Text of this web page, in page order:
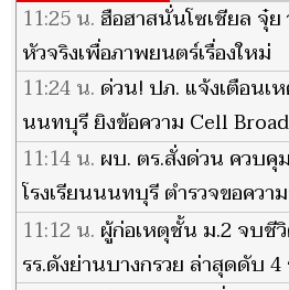
11:25 น. ฮือฮาสนั่นโซเชียล จุ๋
หัวจริงเพื่อภาพยนตร์เรื่องใหม่
11:24 น. ด่วน! ปภ. แจ้งเตือนเ
นนทบุรี ยิงข้อความ Cell
กม.
11:14 น. ผบ. ตร.สั่งด่วน ควบคุ
โรงเรียนนนทบุรี ตำรวจขอควา
ปฏิบัติการของเจ้าหน้าที่
11:12 น. ผู้ก่อเหตุชั้น ม.2 จบชี
รร.ดังย่านบางกรวย ล่าสุดดับ 4